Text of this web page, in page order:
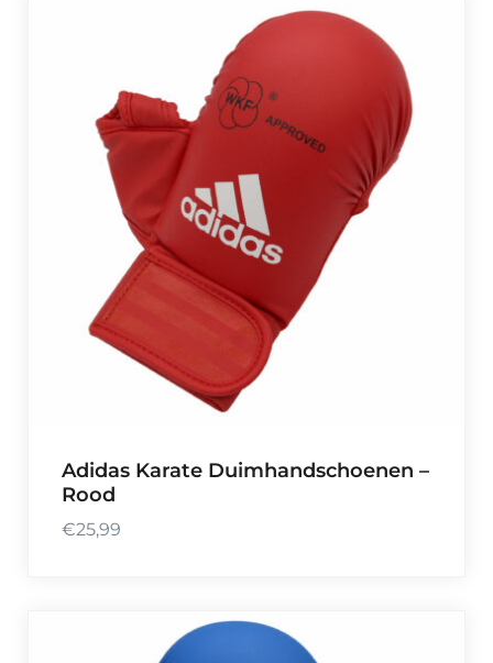
Adidas Karate Duimhandschoenen –
Rood
€25,99